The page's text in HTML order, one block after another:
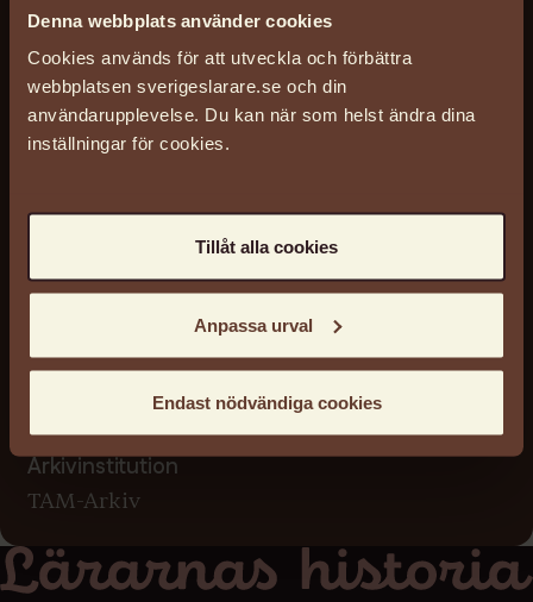
Denna webbplats använder cookies
Cookies används för att utveckla och förbättra
webbplatsen sverigeslarare.se och din
användarupplevelse. Du kan när som helst ändra dina
inställningar för cookies.
Tillåt alla cookies
Anpassa urval
Endast nödvändiga cookies
Datum:
1942-02-22 - 1942-02-22
Licens
Reserved
SAF Sveriges allmänna folkskollärarförening
FSAF Federationen SAF
Arkivreferens
Arkivägare
Stiftelsen SAF (Stiftelsen Sveriges Allmänna
Folkskollärarförening)
Arkivinstitution
TAM-Arkiv